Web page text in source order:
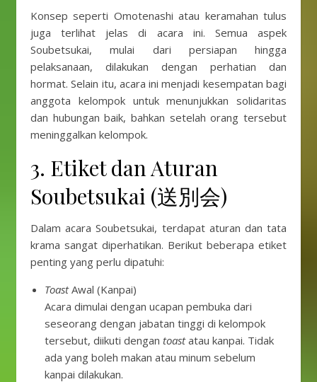
Konsep seperti Omotenashi atau keramahan tulus
juga terlihat jelas di acara ini. Semua aspek
Soubetsukai, mulai dari persiapan hingga
pelaksanaan, dilakukan dengan perhatian dan
hormat. Selain itu, acara ini menjadi kesempatan bagi
anggota kelompok untuk menunjukkan solidaritas
dan hubungan baik, bahkan setelah orang tersebut
meninggalkan kelompok.
3. Etiket dan Aturan
Soubetsukai (送別会)
Dalam acara Soubetsukai, terdapat aturan dan tata
krama sangat diperhatikan. Berikut beberapa etiket
penting yang perlu dipatuhi:
ToastAwal (Kanpai)
Acara dimulai dengan ucapan pembuka dari
seseorang dengan jabatan tinggi di kelompok
tersebut, diikuti dengan toastatau kanpai. Tidak
ada yang boleh makan atau minum sebelum
kanpai dilakukan.